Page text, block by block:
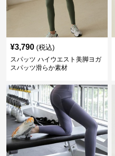
¥3,790 (税込)
スパッツ ハイウエスト美脚ヨガ
スパッツ滑らか素材